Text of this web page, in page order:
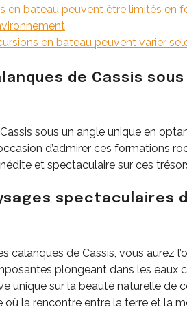
en bateau peuvent être limités
en bateau peuvent varier
de Cassis
sous un angle unique en
d’admirer ces formations
et spectaculaire sur ces
spectaculaires
calanques de Cassis, vous aurez
plongeant dans les eaux
unique sur la beauté naturelle de
la rencontre entre la terre et la